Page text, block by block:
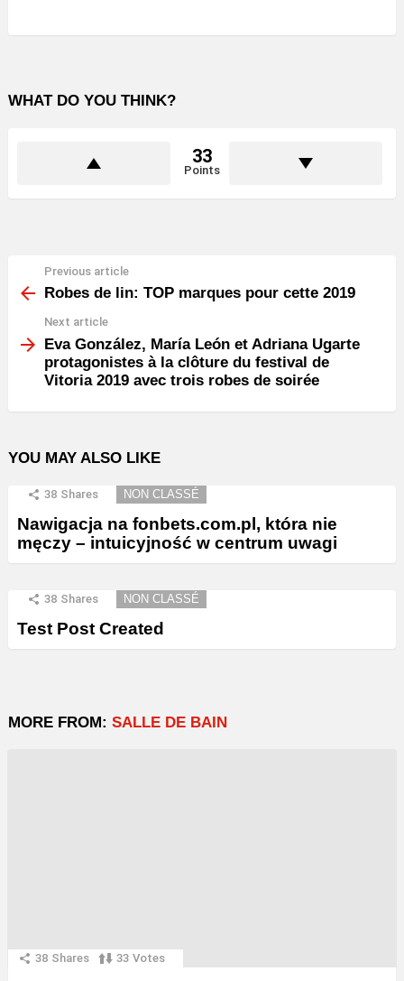
WHAT DO YOU THINK?
33
Points
more
Previous article
Robes de lin: TOP marques pour cette 2019
Next article
Eva González, María León et Adriana Ugarte
protagonistes à la clôture du festival de
Vitoria 2019 avec trois robes de soirée
YOU MAY ALSO LIKE
38 Shares NON CLASSÉ
Nawigacja na fonbets.com.pl, która nie
męczy – intuicyjność w centrum uwagi
38 Shares NON CLASSÉ
Test Post Created
MORE FROM: SALLE DE BAIN
38 Shares 33 Votes